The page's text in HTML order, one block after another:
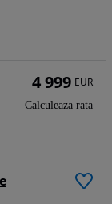
4 999 EUR
Calculeaza rata